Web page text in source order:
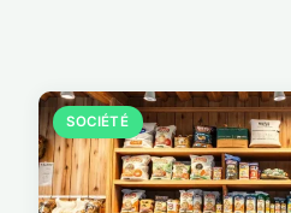
SOCIÉTÉ